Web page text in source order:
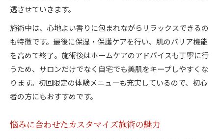
透させていきます。
施術中は、心地よい香りに包まれながらリラックスできるの
も特徴です。最後に保湿・保護ケアを行い、肌のバリア機能
を高めて終了。施術後はホームケアのアドバイスも丁寧に行
うため、サロンだけでなく自宅でも美肌をキープしやすくな
ります。初回限定の体験メニューも充実しているので、初心
者の方にもおすすめです。
悩みに合わせたカスタマイズ施術の魅力